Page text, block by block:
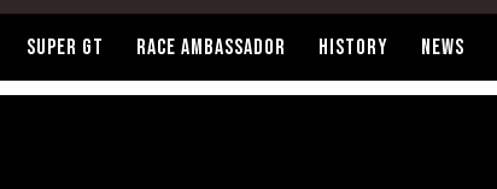
SUPER GT RACE AMBASSADOR HISTORY NEWS